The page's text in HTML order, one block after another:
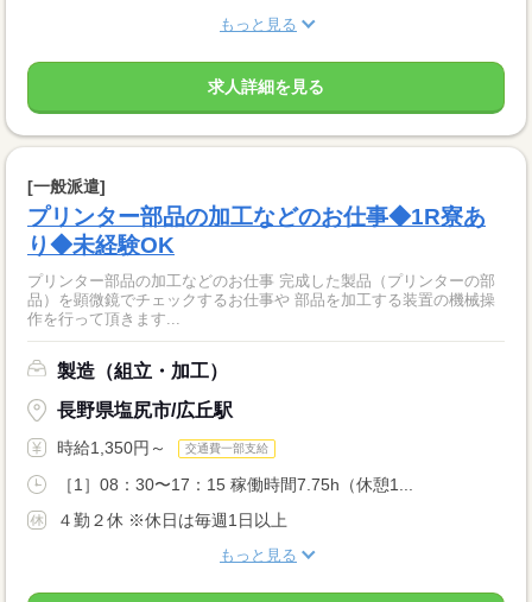
もっと見る
求人詳細を見る
[一般派遣]
プリンター部品の加工などのお仕事◆1R寮あ
り◆未経験OK
プリンター部品の加工などのお仕事 完成した製品（プリンターの部
品）を顕微鏡でチェックするお仕事や 部品を加工する装置の機械操
作を行って頂きます...
製造（組立・加工）
長野県塩尻市/広丘駅
時給1,350円～ 交通費一部支給
［1］08：30〜17：15 稼働時間7.75h（休憩1...
４勤２休 ※休日は毎週1日以上
もっと見る